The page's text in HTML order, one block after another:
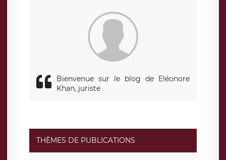
de traitement est la société LÉGAVOX, sis 9 rue Léopold
Sédar Senghor, joignable à l’adresse mail :
responsabledetraitement@legavox.fr. Vous avez également
le droit d’introduire une réclamation auprès d’une autorité
Bienvenue sur le blog de Eléonore
Khan, juriste
THÈMES DE PUBLICATIONS